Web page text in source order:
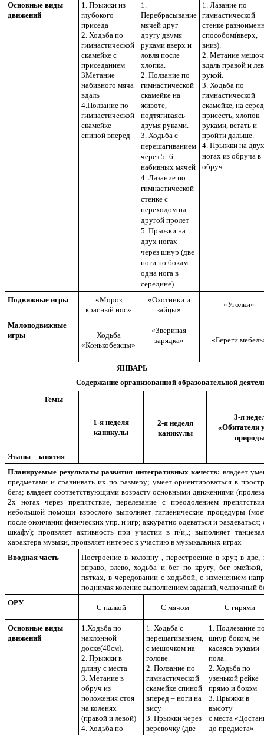
Основные виды
движений
1. Прыжки из
глубокого
приседа
2. Ходьба по
гимнастической
скамейке с
приседанием
3Метание
набивного мяча
вдаль
4.Ползание по
гимнастической
скамейке
спиной вперед
1.
Перебрасывание
мячей друг
другу двумя
руками вверх и
ловля после
хлопка.
2. Ползание по
гимнастической
скамейке на
животе,
подтягиваясь
двумя руками.
3. Ходьба с
перешагиванием
через 5–6
набивных мячей
4. Лазание по
гимнастической
стенке с
переходом на
другой пролет
5. Прыжки на
двух ногах
через шнур (две
ноги по бокам-
одна нога в
середине)
1. Лазание по
гимнастической
стенке
способом(вверх,
вниз).
2. Метание
вдаль правой и
рукой.
3. Ходьба по
гимнастической
скамейке, на
присесть, хлопок
руками, встать и
пройти дальше.
4. Прыжки на двух
ногах из обруча в
обруч
Подвижные игры
«Мороз
красный нос»
«Охотники и
зайцы»
«Уголки»
Малоподвижные
игры
Ходьба
«Конькобежцы»
«Звериная
зарядка»
«Береги
ЯНВАРЬ
Содержание организованной образовательной
Темы
Этапы занятия
1-я неделя
каникулы
2-я неделя
каникулы
3-я
«Обитатели
Планируемые результаты развития интегративных качеств: владеет
предметами и сравнивать их по размеру; умеет ориентироваться в
бега; владеет соответствующими возрасту основными движениями
2х ногах через препятствие, перелезание с преодолением
небольшой помощи взрослого выполняет гигиенические процедуры
после окончания физических упр. и игр; аккуратно одеваться и
шкафу); проявляет активность при участии в п/и,.; выполняет
характера музыки, проявляет интерес к участию в музыкальных играх
Вводная часть
Построение в колонну , перестроение в круг, в
вправо, влево, ходьба и бег по кругу, бег
пятках, в чередовании с ходьбой, с изменением
поднимая коленис выполнением заданий, челночный
ОРУ
С палкой С мячом С гирями
Основные виды
движений
1.Ходьба по
наклонной
доске(40см).
2. Прыжки в
длину с места
3. Метание в
обруч из
положения стоя
на коленях
(правой и левой)
4. Ходьба по
1. Ходьба с
перешагиванием,
с мешочком на
голове.
2. Ползание по
гимнастической
скамейке спиной
вперед – ноги на
вису
3. Прыжки через
веревочку (две
1. Подлезание
шнур боком, не
касаясь руками
пола.
2. Ходьба по
узенькой рейке
прямо и боком
3. Прыжки в
высоту
с места
до предмета»